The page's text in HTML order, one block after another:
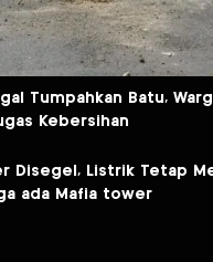
Tumpahkan Batu,
Kebersihan
Listrik Tetap Menyala:
Diduga ada Mafia tower